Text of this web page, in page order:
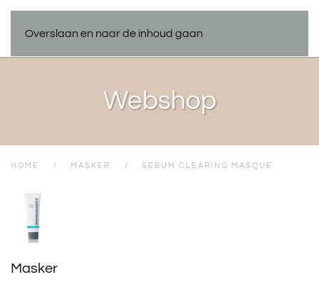
Overslaan en naar de inhoud gaan
Webshop
HOME MASKER SEBUM CLEARING MASQUE
Masker